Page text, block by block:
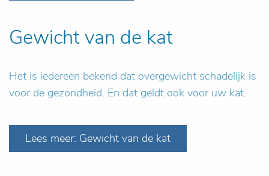
Gewicht van de kat
Het is iedereen bekend dat overgewicht schadelijk is
voor de gezondheid. En dat geldt ook voor uw kat.
Lees meer: Gewicht van de kat